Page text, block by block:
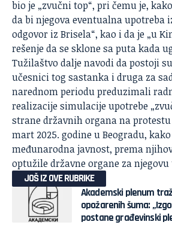
bio je „zvučni top“, pri čemu je,
da bi njegova eventualna upotreba
odgovor iz Brisela“, kao i da je „u
rešenje da se sklone sa puta kada
Tužilaštvo dalje navodi da postoji
učesnici tog sastanka i druga za
narednom periodu preduzimali
realizacije simulacije upotrebe
strane državnih organa na
mart 2025. godine u Beogradu,
međunarodna javnost, prema
optužile državne organe za
JOŠ IZ OVE RUBRIKE
Akademski plenum
opožarenih šuma:
postane građevinski